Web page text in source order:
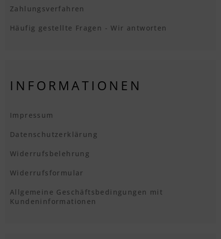
Zahlungsverfahren
Häufig gestellte Fragen - Wir antworten
INFORMATIONEN
Impressum
Datenschutzerklärung
Widerrufsbelehrung
Widerrufsformular
Allgemeine Geschäftsbedingungen mit
Kundeninformationen